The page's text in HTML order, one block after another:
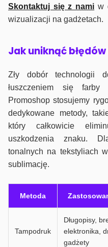
Skontaktuj się z nami w
wizualizacji na gadżetach.
Jak uniknąć
Zły dobór technologii
łuszczeniem się
Promoshop stosujemy
dedykowane metody,
który całkowicie
uszkodzenia znaku.
tonalnych na tekstyliach
sublimację.
Metoda
Tampodruk
Długopisy,
elektronika,
gadżety